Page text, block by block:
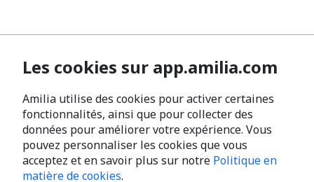
Les cookies sur app.amilia.com
Amilia utilise des cookies pour activer certaines
fonctionnalités, ainsi que pour collecter des
données pour améliorer votre expérience. Vous
pouvez personnaliser les cookies que vous
acceptez et en savoir plus sur notre Politique en
matière de cookies.